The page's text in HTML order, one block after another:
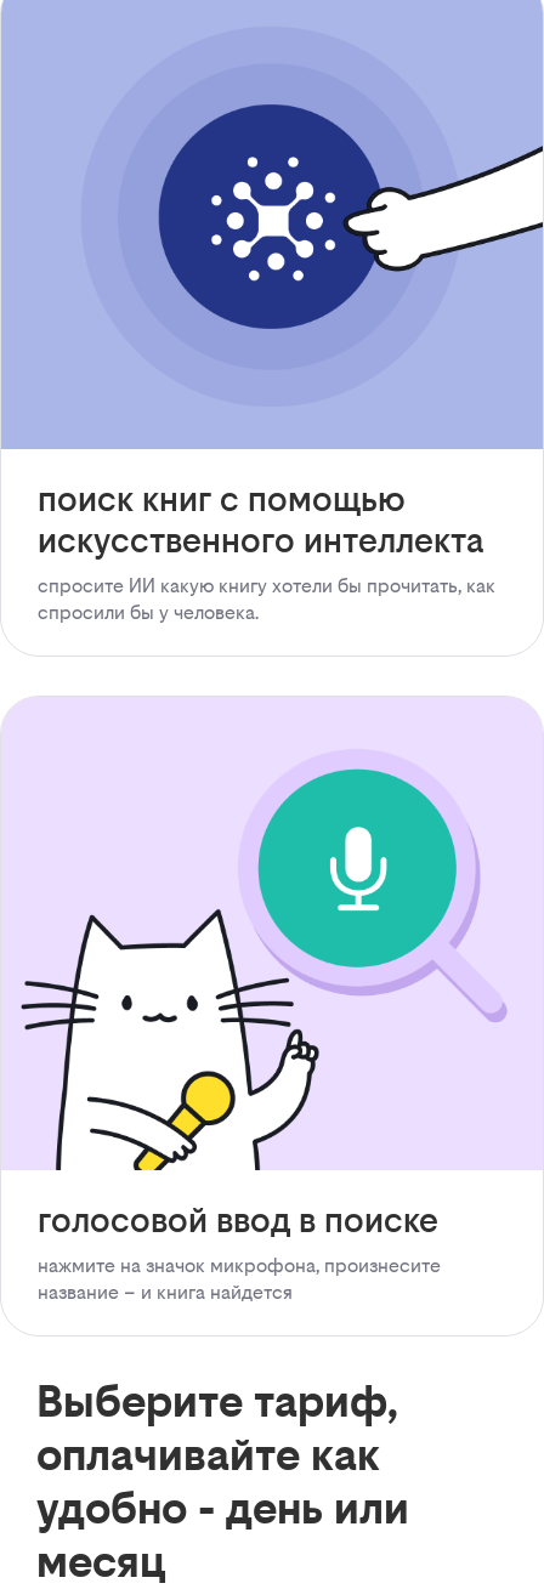
поиск книг с помощью
искусственного интеллекта
спросите ИИ какую книгу хотели бы прочитать, как
спросили бы у человека.
голосовой ввод в поиске
нажмите на значок микрофона, произнесите
название – и книга найдется
Выберите тариф,
оплачивайте как
удобно - день или
месяц